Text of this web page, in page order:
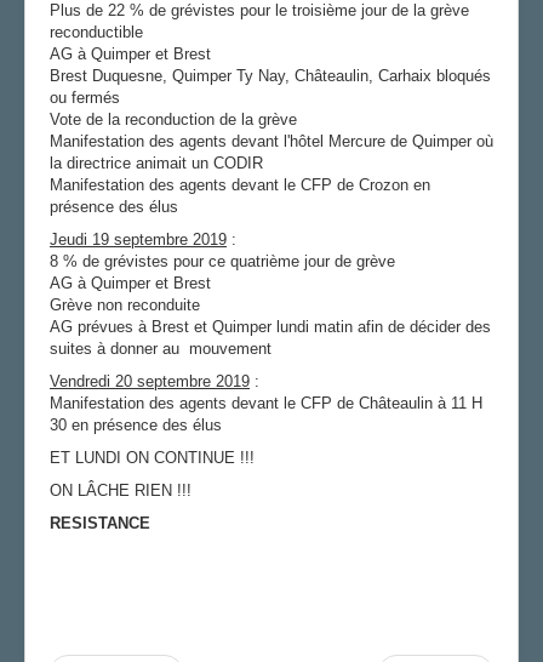
Plus de 22 % de grévistes pour le troisième jour de la grève
reconductible
AG à Quimper et Brest
Brest Duquesne, Quimper Ty Nay, Châteaulin, Carhaix bloqués
ou fermés
Vote de la reconduction de la grève
Manifestation des agents devant l'hôtel Mercure de Quimper où
la directrice animait un CODIR
Manifestation des agents devant le CFP de Crozon en
présence des élus
Jeudi 19 septembre 2019 :
8 % de grévistes pour ce quatrième jour de grève
AG à Quimper et Brest
Grève non reconduite
AG prévues à Brest et Quimper lundi matin afin de décider des
suites à donner au mouvement
Vendredi 20 septembre 2019 :
Manifestation des agents devant le CFP de Châteaulin à 11 H
30 en présence des élus
ET LUNDI ON CONTINUE !!!
ON LÂCHE RIEN !!!
RESISTANCE